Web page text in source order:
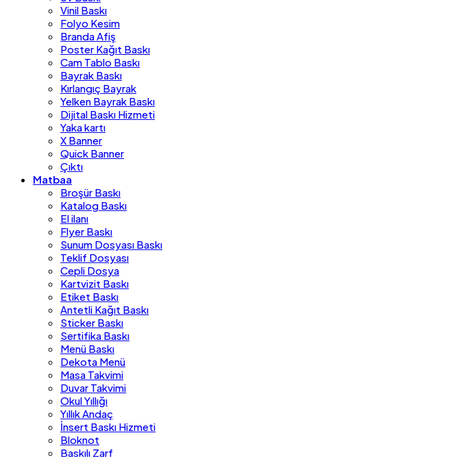
Vinil Baskı
Folyo Kesim
Branda Afiş
Poster Kağıt Baskı
Cam Tablo Baskı
Bayrak Baskı
Kırlangıç Bayrak
Yelken Bayrak Baskı
Dijital Baskı Hizmeti
Yaka kartı
X Banner
Quick Banner
Çıktı
Matbaa
Broşür Baskı
Katalog Baskı
El ilanı
Flyer Baskı
Sunum Dosyası Baskı
Teklif Dosyası
Cepli Dosya
Kartvizit Baskı
Etiket Baskı
Antetli Kağıt Baskı
Sticker Baskı
Sertifika Baskı
Menü Baskı
Dekota Menü
Masa Takvimi
Duvar Takvimi
Okul Yıllığı
Yıllık Andaç
İnsert Baskı Hizmeti
Bloknot
Baskılı Zarf